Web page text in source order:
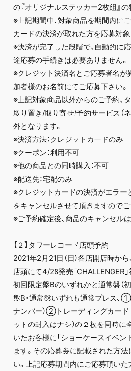
の『オリジナルステッカー2枚組』の
※上記期間中、対象商品を期間内に
カードの決済が取れた方を応募対象
※決済が完了した段階で、自動的に
途応募の手続きは必要ありません。
※クレジット決済名とご応募者名が
加者様のお名前にてご応募下さい。
※上記対象商品以外からのご予約、
取り置き/取り寄せ/予約サービス（
外となります。
※決済方法：クレジットカードのみ
※クーポン：利用不可
※他の商品との同時購入：不可
※配送先：宅配のみ
※クレジットカードの決済がエラー
をキャンセルさせて頂きますのでご
※ご予約確定後、商品のキャンセル
【２】タワーレコード店頭予約
2021年2月21日（日）各店開店時か
店頭にて4/28発売「CHALLENGER
初回限定盤Bのいずれかと通常盤（
盤B・通常盤いずれも通常プレス、
ナンバー）②トレーディングカー
ットの封入はナシ）の２枚を同時
いたお客様に「ショーケースイベン
ます。その応募券に記載された方
い。上記応募期間内にご応募頂いた